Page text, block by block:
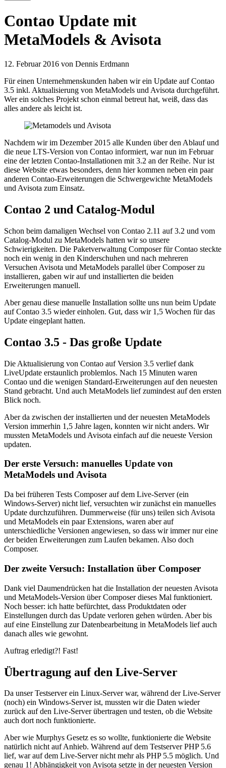
Contao Update mit
MetaModels & Avisota
12. Februar 2016 von Dennis Erdmann
Für einen Unternehmenskunden haben wir ein Update auf Contao
3.5 inkl. Aktualisierung von MetaModels und Avisota durchgeführt.
Wer ein solches Projekt schon einmal betreut hat, weiß, dass das
alles andere als leicht ist.
Nachdem wir im Dezember 2015 alle Kunden über den Ablauf und
die neue LTS-Version von Contao informiert, war nun im Februar
eine der letzten Contao-Installationen mit 3.2 an der Reihe. Nur ist
diese Website etwas besonders, denn hier kommen neben ein paar
anderen Contao-Erweiterungen die Schwergewichte MetaModels
und Avisota zum Einsatz.
Contao 2 und Catalog-Modul
Schon beim damaligen Wechsel von Contao 2.11 auf 3.2 und vom
Catalog-Modul zu MetaModels hatten wir so unsere
Schwierigkeiten. Die Paketverwaltung Composer für Contao steckte
noch ein wenig in den Kinderschuhen und nach mehreren
Versuchen Avisota und MetaModels parallel über Composer zu
installieren, gaben wir auf und installierten die beiden
Erweiterungen manuell.
Aber genau diese manuelle Installation sollte uns nun beim Update
auf Contao 3.5 wieder einholen. Gut, dass wir 1,5 Wochen für das
Update eingeplant hatten.
Contao 3.5 - Das große Update
Die Aktualisierung von Contao auf Version 3.5 verlief dank
LiveUpdate erstaunlich problemlos. Nach 15 Minuten waren
Contao und die wenigen Standard-Erweiterungen auf den neuesten
Stand gebracht. Und auch MetaModels lief zumindest auf den ersten
Blick noch.
Aber da zwischen der installierten und der neuesten MetaModels
Version immerhin 1,5 Jahre lagen, konnten wir nicht anders. Wir
mussten MetaModels und Avisota einfach auf die neueste Version
updaten.
Der erste Versuch: manuelles Update von
MetaModels und Avisota
Da bei früheren Tests Composer auf dem Live-Server (ein
Windows-Server) nicht lief, versuchten wir zunächst ein manuelles
Update durchzuführen. Dummerweise (für uns) teilen sich Avisota
und MetaModels ein paar Extensions, waren aber auf
unterschiedliche Versionen angewiesen, so dass wir immer nur eine
der beiden Erweiterungen zum Laufen bekamen. Also doch
Composer.
Der zweite Versuch: Installation über Composer
Dank viel Daumendrücken hat die Installation der neuesten Avisota
und MetaModels-Version über Composer dieses Mal funktioniert.
Noch besser: ich hatte befürchtet, dass Produktdaten oder
Einstellungen durch das Update verloren gehen würden. Aber bis
auf eine Einstellung zur Datenbearbeitung in MetaModels lief auch
danach alles wie gewohnt.
Auftrag erledigt?! Fast!
Übertragung auf den Live-Server
Da unser Testserver ein Linux-Server war, während der Live-Server
(noch) ein Windows-Server ist, mussten wir die Daten wieder
zurück auf den Live-Server übertragen und testen, ob die Website
auch dort noch funktionierte.
Aber wie Murphys Gesetz es so wollte, funktionierte die Website
natürlich nicht auf Anhieb. Während auf dem Testserver PHP 5.6
lief, war auf dem Live-Server nicht mehr als PHP 5.5 möglich. Und
genau 1! Abhängigkeit von Avisota setzte in der neuesten Version